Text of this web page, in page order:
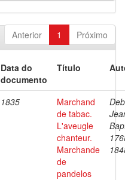
Anterior 1 Próximo
Data do
documento
Título
1835
Marchand
de tabac.
L'aveugle
chanteur.
Marchande
de
pandelos